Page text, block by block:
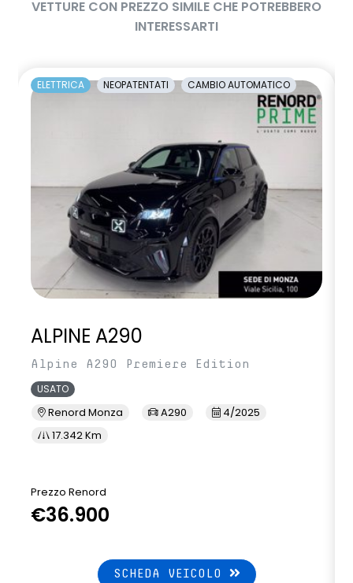
VETTURE CON PREZZO SIMILE CHE POTREBBERO
INTERESSARTI
ELETTRICA NEOPATENTATI CAMBIO AUTOMATICO
ALPINE A290
Alpine A290 Premiere Edition
USATO
Renord Monza A290
4/2025
17.342 Km
Prezzo Renord
€36.900
SCHEDA VEICOLO